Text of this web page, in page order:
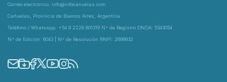
Correo electrónico: info@infocanuelas.com
Cañuelas, Provincia de Buenos Aires, Argentina
Teléfono / Whatsapp: +54 9 2226 601319 N° de Registro DNDA: 5343054
N° de Edición: 6043 | N° de Resolución RNPI: 2699932